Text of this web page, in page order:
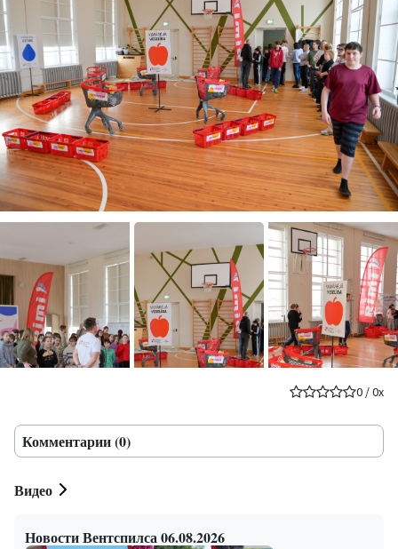
0/0x
Комментарии (0)
Видео
Новости Вентспилса 06.08.2026